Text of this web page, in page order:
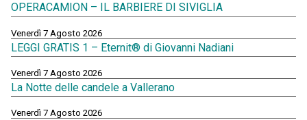
OPERACAMION – IL BARBIERE DI SIVIGLIA
Venerdì 7 Agosto 2026
LEGGI GRATIS 1 – Eternit® di Giovanni Nadiani
Venerdì 7 Agosto 2026
La Notte delle candele a Vallerano
Venerdì 7 Agosto 2026